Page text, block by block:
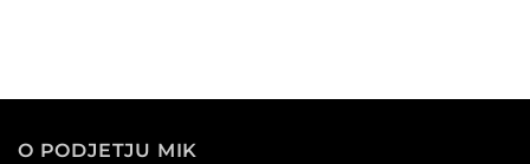
O PODJETJU MIK